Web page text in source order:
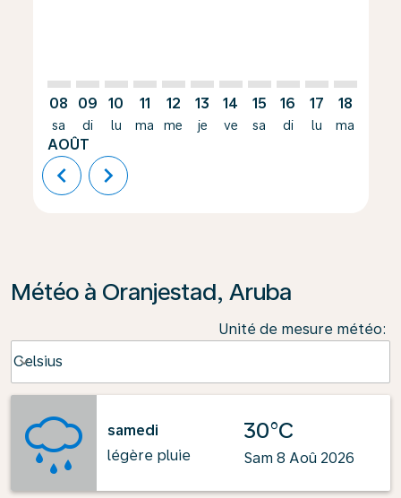
08
sa
AOÛT
09
di
10
lu
11
ma
12
me
13
je
14
ve
15
sa
16
di
17
lu
18
ma
chevron_left chevron_right
Météo à Oranjestad, Aruba
Unité de mesure météo:
Celsius
keyboard_arrow_down
samedi
légère pluie
30°C
Sam 8 Aoû 2026